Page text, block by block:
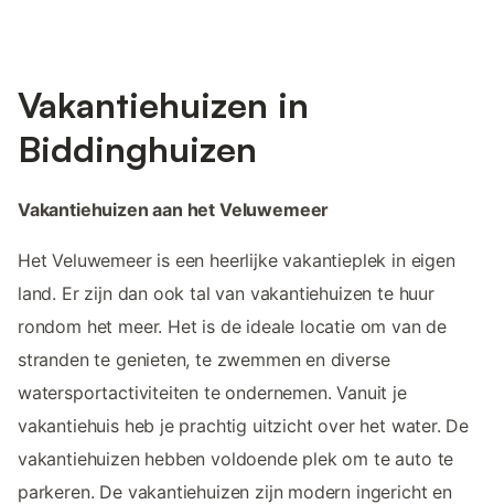
Vakantiehuizen in
Biddinghuizen
Vakantiehuizen aan het Veluwemeer
Het Veluwemeer is een heerlijke vakantieplek in eigen
land. Er zijn dan ook tal van vakantiehuizen te huur
rondom het meer. Het is de ideale locatie om van de
stranden te genieten, te zwemmen en diverse
watersportactiviteiten te ondernemen. Vanuit je
vakantiehuis heb je prachtig uitzicht over het water. De
vakantiehuizen hebben voldoende plek om te auto te
parkeren. De vakantiehuizen zijn modern ingericht en